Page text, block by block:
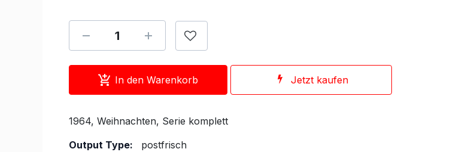
In den Warenkorb Jetzt kaufen
1964, Weihnachten, Serie komplett
Output Type:
postfrisch